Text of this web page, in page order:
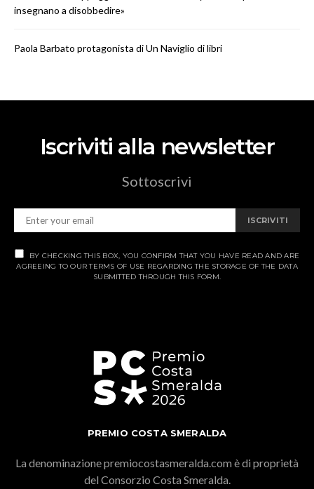
insegnano a disobbedire»
Paola Barbato protagonista di Un Naviglio di libri
Iscriviti alla newsletter
Sottoscrivi
ISCRIVITI
BY CHECKING THIS BOX, YOU CONFIRM THAT YOU HAVE READ AND ARE
AGREEING TO OUR TERMS OF USE REGARDING THE STORAGE OF THE DATA
SUBMITTED THROUGH THIS FORM.
PREMIO COSTA SMERALDA
La denominazione premiocostasmeralda.com è di proprietà
del Consorzio Costa Smeralda.